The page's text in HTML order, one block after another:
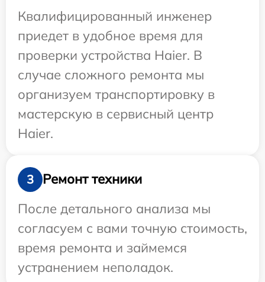
Квалифицированный инженер
приедет в удобное время для
проверки устройства Haier. В
случае сложного ремонта мы
организуем транспортировку в
мастерскую в сервисный центр
Haier.
3
Ремонт техники
После детального анализа мы
согласуем с вами точную стоимость,
время ремонта и займемся
устранением неполадок.